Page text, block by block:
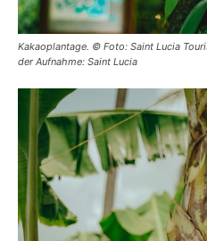
Kakaoplantage. © Foto: Saint Lucia
der Aufnahme: Saint Lucia